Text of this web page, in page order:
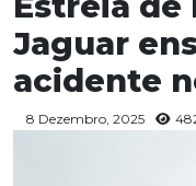
Jaguar
acidente
8 Dezembro, 2025